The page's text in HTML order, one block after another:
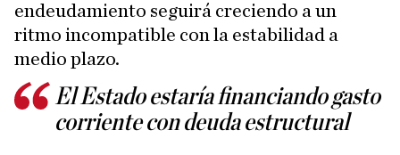
endeudamiento seguirá creciendo a un
ritmo incompatible con la estabilidad a
medio plazo.
El Estado estaría financiando gasto
corriente con deuda estructural